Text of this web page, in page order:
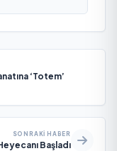
‘Totem’
SONRAKI HABER
Başladı